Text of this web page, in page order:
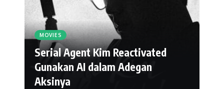
MOVIES
Serial Agent Kim Reactivated
Gunakan AI dalam Adegan
Aksinya